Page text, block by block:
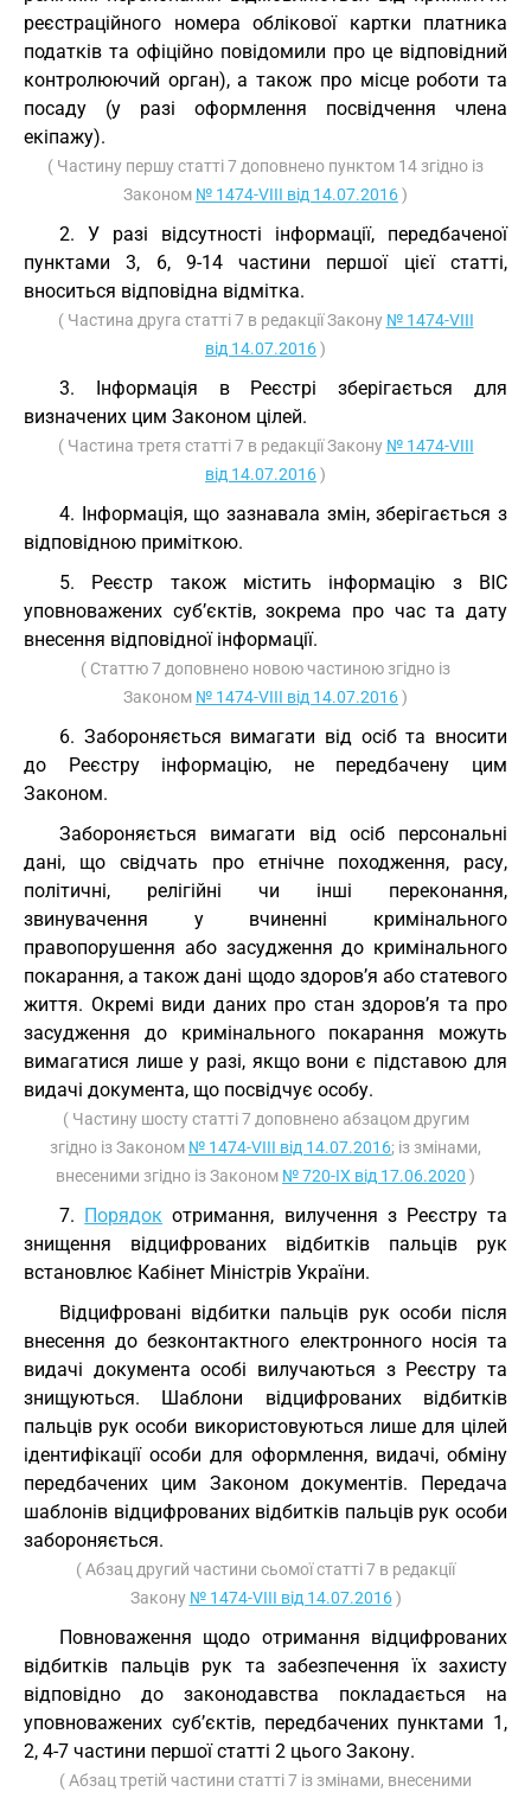
реєстраційного номера облікової картки платника
податків та офіційно повідомили про це відповідний
контролюючий орган), а також про місце роботи та
посаду (у разі оформлення посвідчення члена
екіпажу).
( Частину першу статті 7 доповнено пунктом 14 згідно із
Законом № 1474-VIII від 14.07.2016)
2. У разі відсутності інформації, передбаченої
пунктами 3, 6, 9-14 частини першої цієї статті,
вноситься відповідна відмітка.
( Частина друга статті 7 в редакції Закону № 1474-VIII
від 14.07.2016)
3. Інформація в Реєстрі зберігається для
визначених цим Законом цілей.
( Частина третя статті 7 в редакції Закону № 1474-VIII
від 14.07.2016)
4. Інформація, що зазнавала змін, зберігається з
відповідною приміткою.
5. Реєстр також містить інформацію з ВІС
уповноважених суб’єктів, зокрема про час та дату
внесення відповідної інформації.
( Статтю 7 доповнено новою частиною згідно із
Законом № 1474-VIII від 14.07.2016)
6. Забороняється вимагати від осіб та вносити
до Реєстру інформацію, не передбачену цим
Законом.
Забороняється вимагати від осіб персональні
дані, що свідчать про етнічне походження, расу,
політичні, релігійні чи інші переконання,
звинувачення у вчиненні кримінального
правопорушення або засудження до кримінального
покарання, а також дані щодо здоров’я або статевого
життя. Окремі види даних про стан здоров’я та про
засудження до кримінального покарання можуть
вимагатися лише у разі, якщо вони є підставою для
видачі документа, що посвідчує особу.
( Частину шосту статті 7 доповнено абзацом другим
згідно із Законом № 1474-VIII від 14.07.2016; із змінами,
внесеними згідно із Законом № 720-IX від 17.06.2020 )
7. Порядок отримання, вилучення з Реєстру та
знищення відцифрованих відбитків пальців рук
встановлює Кабінет Міністрів України.
Відцифровані відбитки пальців рук особи після
внесення до безконтактного електронного носія та
видачі документа особі вилучаються з Реєстру та
знищуються. Шаблони відцифрованих відбитків
пальців рук особи використовуються лише для цілей
ідентифікації особи для оформлення, видачі, обміну
передбачених цим Законом документів. Передача
шаблонів відцифрованих відбитків пальців рук особи
забороняється.
( Абзац другий частини сьомої статті 7 в редакції
Закону № 1474-VIII від 14.07.2016)
Повноваження щодо отримання відцифрованих
відбитків пальців рук та забезпечення їх захисту
відповідно до законодавства покладається на
уповноважених суб’єктів, передбачених пунктами 1,
2, 4-7 частини першої статті 2 цього Закону.
( Абзац третій частини статті 7 із змінами, внесеними